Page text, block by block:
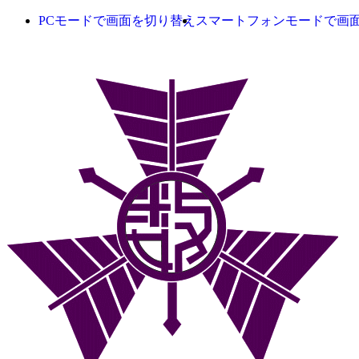
PCモードで画面を切り替え スマートフォンモードで画